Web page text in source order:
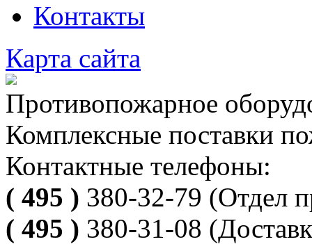
Контакты
Карта сайта
Противопожарное
Комплексные поставки
Контактные телефоны:
( 495 ) 380-32-79 (Отдел
( 495 ) 380-31-08